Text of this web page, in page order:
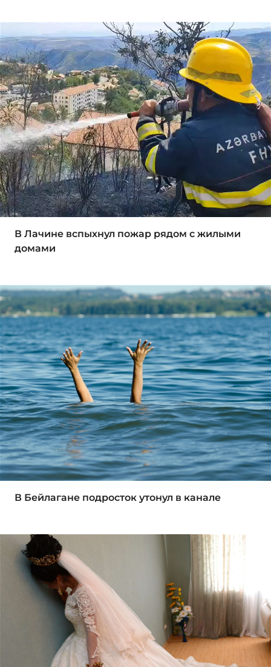
В Лачине вспыхнул пожар рядом с жилыми
домами
В Бейлагане подросток утонул в канале